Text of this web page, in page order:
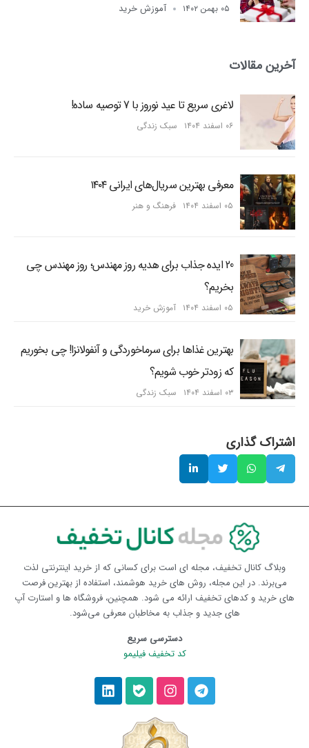
۰۵ بهمن ۱۴۰۲ آموزش خرید
آخرین مقالات
لاغری سریع تا عید نوروز با 7 توصیه ساده!
۰۶ اسفند ۱۴۰۴ سبک زندگی
معرفی بهترین سریال‌های ایرانی ۱۴۰۴
۰۵ اسفند ۱۴۰۴ فرهنگ و هنر
20 ایده جذاب برای هدیه روز مهندس؛ روز مهندس چی
بخریم؟
۰۵ اسفند ۱۴۰۴ آموزش خرید
بهترین غذاها برای سرماخوردگی و آنفولانزا! چی بخوریم
که زودتر خوب شویم؟
۰۳ اسفند ۱۴۰۴ سبک زندگی
اشتراک گذاری
وبلاگ کانال تخفیف، مجله ای است برای کسانی که از خرید اینترنتی لذت
می‌برند. در این مجله، روش های خرید هوشمند، استفاده از بهترین فرصت
های خرید و کدهای تخفیف ارائه می شود. همچنین، فروشگاه ها و استارت آپ
های جدید و جذاب به مخاطبان معرفی می‌شود.
دسترسی سریع
کد تخفیف فیلیمو